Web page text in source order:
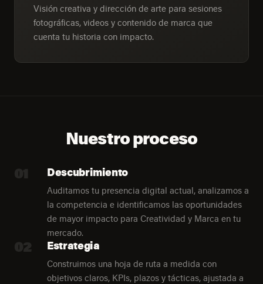
Visión creativa y dirección de arte para sesiones
fotográficas, videos y contenido de marca que
cuenta tu historia con impacto.
Nuestro proceso
01 Descubrimiento
Auditamos tu presencia digital actual, analizamos a
la competencia e identificamos las oportunidades
de mayor impacto para Creatividad y Marca en tu
mercado.
Estrategia
Construimos una hoja de ruta a medida con
objetivos claros, KPIs, plazos y tácticas, ajustada a